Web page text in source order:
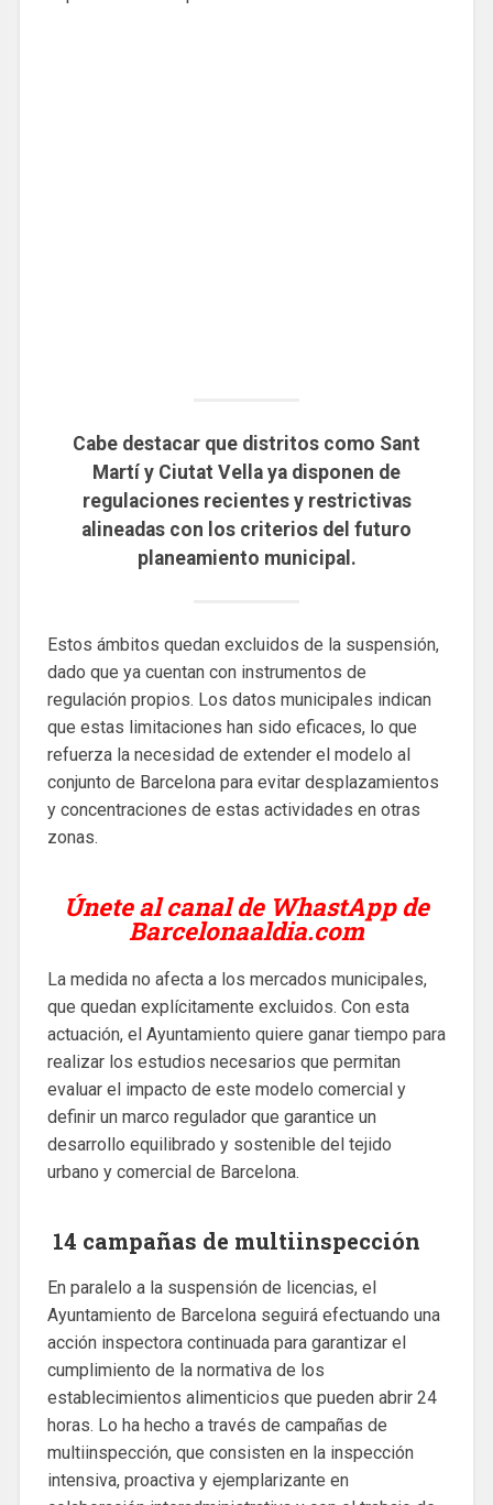
Cabe destacar que distritos como Sant
Martí y Ciutat Vella ya disponen de
regulaciones recientes y restrictivas
alineadas con los criterios del futuro
planeamiento municipal.
Estos ámbitos quedan excluidos de la suspensión,
dado que ya cuentan con instrumentos de
regulación propios. Los datos municipales indican
que estas limitaciones han sido eficaces, lo que
refuerza la necesidad de extender el modelo al
conjunto de Barcelona para evitar desplazamientos
y concentraciones de estas actividades en otras
zonas.
Únete al canal de WhastApp de
Barcelonaaldia.com
La medida no afecta a los mercados municipales,
que quedan explícitamente excluidos. Con esta
actuación, el Ayuntamiento quiere ganar tiempo para
realizar los estudios necesarios que permitan
evaluar el impacto de este modelo comercial y
definir un marco regulador que garantice un
desarrollo equilibrado y sostenible del tejido
urbano y comercial de Barcelona.
14 campañas de multiinspección
En paralelo a la suspensión de licencias, el
Ayuntamiento de Barcelona seguirá efectuando una
acción inspectora continuada para garantizar el
cumplimiento de la normativa de los
establecimientos alimenticios que pueden abrir 24
horas. Lo ha hecho a través de campañas de
multiinspección, que consisten en la inspección
intensiva, proactiva y ejemplarizante en